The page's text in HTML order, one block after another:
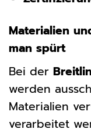
Materialien
man spürt
Bei der
werden
Materialien
verarbeitet